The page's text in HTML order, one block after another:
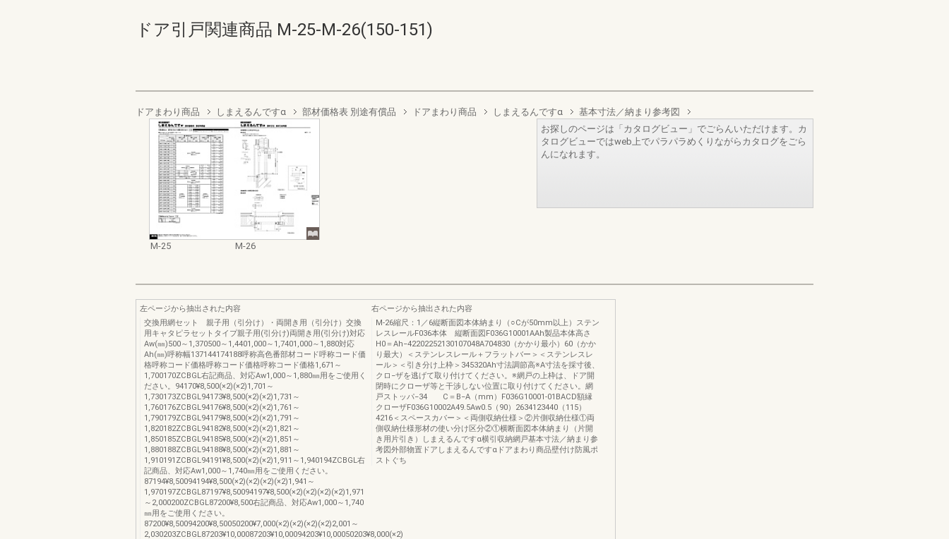
ドア引戸関連商品 M-25-M-26(150-151)
ドアまわり商品 しまえるんですα 部材価格表 別途有償品 ドアまわり商品 しまえるんですα 基本寸法／納まり参考図
M-25 M-26
お探しのページは「カタログビュー」でごらんいただけます。カ
タログビューではweb上でパラパラめくりながらカタログをごら
んになれます。
左ページから抽出された内容
交換用網セット 親子用（引分け）・両開き用（引分け）交換
用キャタピラセットタイプ親子用(引分け)両開き用(引分け)対応
Aw(㎜)500～1,370500～1,4401,000～1,7401,000～1,880対応
Ah(㎜)呼称幅137144174188呼称高色番部材コード呼称コード価
格呼称コード価格呼称コード価格呼称コード価格1,671～
1,700170ZCBGL右記商品、対応Aw1,000～1,880㎜用をご使用く
ださい。94170¥8,500(×2)(×2)1,701～
1,730173ZCBGL94173¥8,500(×2)(×2)1,731～
1,760176ZCBGL94176¥8,500(×2)(×2)1,761～
1,790179ZCBGL94179¥8,500(×2)(×2)1,791～
1,820182ZCBGL94182¥8,500(×2)(×2)1,821～
1,850185ZCBGL94185¥8,500(×2)(×2)1,851～
1,880188ZCBGL94188¥8,500(×2)(×2)1,881～
1,910191ZCBGL94191¥8,500(×2)(×2)1,911～1,940194ZCBGL右
記商品、対応Aw1,000～1,740㎜用をご使用ください。
87194¥8,50094194¥8,500(×2)(×2)(×2)(×2)1,941～
1,970197ZCBGL87197¥8,50094197¥8,500(×2)(×2)(×2)(×2)1,971
～2,000200ZCBGL87200¥8,500右記商品、対応Aw1,000～1,740
㎜用をご使用ください。
87200¥8,50094200¥8,50050200¥7,000(×2)(×2)(×2)(×2)2,001～
2,030203ZCBGL87203¥10,00087203¥10,00094203¥10,00050203¥8,000(×2)
右ページから抽出された内容
M-26縮尺：1／6縦断面図本体納まり（○Cが50mm以上）ステン
レスレールF036本体 縦断面図F036G10001AAh製品本体高さ
H0＝Ah−42202252130107048A704830（かかり最小）60（かか
り最大）＜ステンレスレール＋フラットバー＞＜ステンレスレ
ール＞＜引き分け上枠＞345320Ah寸法調節高※A寸法を採寸後、
クロ−ザを逃げて取り付けてください。※網戸の上枠は、ドア開
閉時にクローザ等と干渉しない位置に取り付けてください。網
戸ストッパ−34 C＝B−A（mm）F036G10001-01BACD額縁
クローザF036G10002A49.5Aw0.5（90）2634123440（115）
4216＜スペースカバー＞＜両側収納仕様＞②片側収納仕様①両
側収納仕様形材の使い分け区分②①横断面図本体納まり（片開
き用片引き）しまえるんですα横引収納網戸基本寸法／納まり参
考図外部物置ドアしまえるんですαドアまわり商品壁付け防風ポ
ストぐち